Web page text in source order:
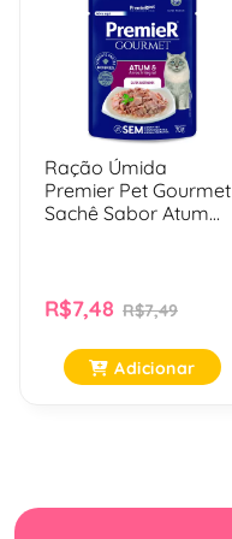
Ração Úmida
Premier Pet Gourmet
Sachê Sabor Atum
R$7,48 R$7,49
Adicionar